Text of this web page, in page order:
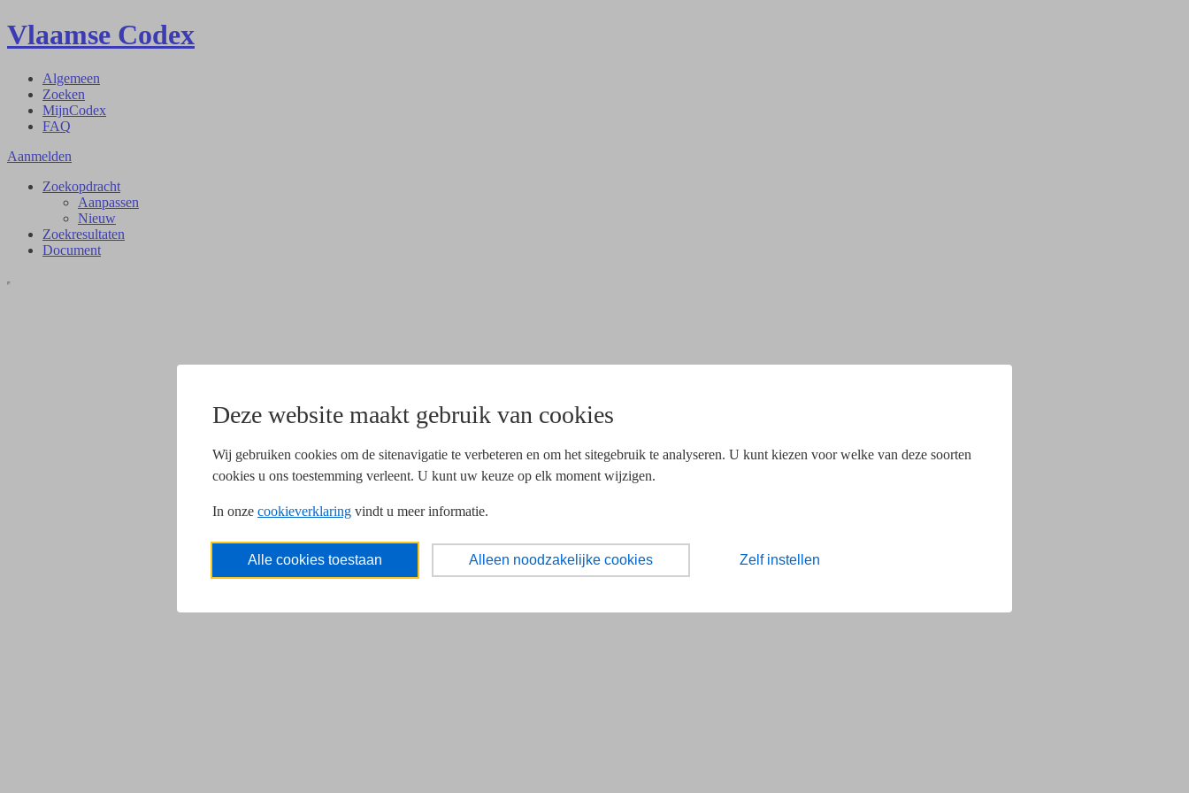
Deze website maakt gebruik van cookies
Wij gebruiken cookies om de sitenavigatie te verbeteren en om het sitegebruik te analyseren. U kunt kiezen voor welke van deze soorten
cookies u ons toestemming verleent. U kunt uw keuze op elk moment wijzigen.
In onze cookieverklaring vindt u meer informatie.
Alle cookies toestaan Alleen noodzakelijke cookies Zelf instellen
Vlaamse Codex
Algemeen
Zoeken
MijnCodex
FAQ
Aanmelden
Zoekopdracht
Aanpassen
Nieuw
Zoekresultaten
Document